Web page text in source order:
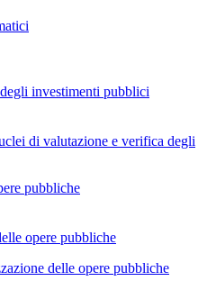
investimenti pubblici
di valutazione e verifica degli
pubbliche
opere pubbliche
delle opere pubbliche